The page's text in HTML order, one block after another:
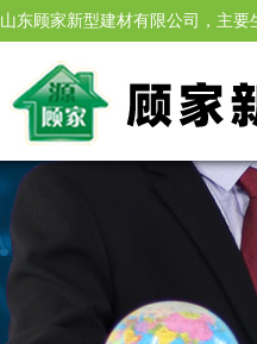
山东顾家新型建材有限公司，主